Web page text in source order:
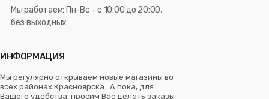
Мы работаем: Пн-Вс - с 10:00 до 20:00,
без выходных
ИНФОРМАЦИЯ
Мы регулярно открываем новые магазины во
всех районах Красноярска. А пока, для
Вашего удобства, просим Вас делать заказы